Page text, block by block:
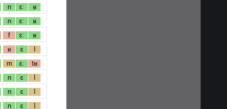
n ɛː
ʁ
n
ɛː
ʁ
f
ɛː
ʁ
ʁ
ɛ
l
m
ɛː
tʁ
n
ɛ
l
n
ɛ
l
n
ɛ
l